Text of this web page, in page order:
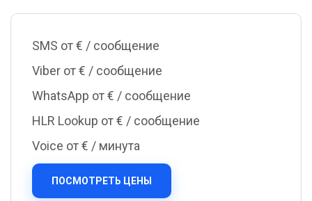
SMS от € / сообщение
Viber от € / сообщение
WhatsApp от € / сообщение
HLR Lookup от € / сообщение
Voice от € / минута
ПОСМОТРЕТЬ ЦЕНЫ